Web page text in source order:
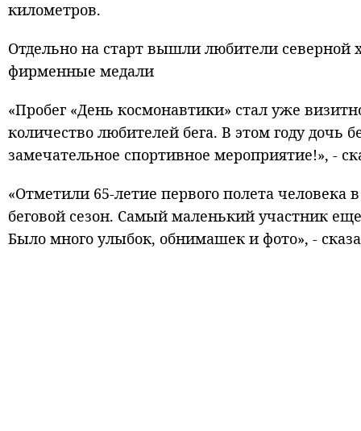
километров.
Отдельно на старт вышли любители северной
фирменные медали
«Пробег «День космонавтики» стал уже
количество любителей бега. В этом году дочь
замечательное спортивное мероприятие!», -
«Отметили 65-летие первого полета
беговой сезон. Самый маленький участник
Было много улыбок, обнимашек и фото», -